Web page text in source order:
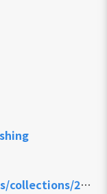
hinn-grunadi-hr-x